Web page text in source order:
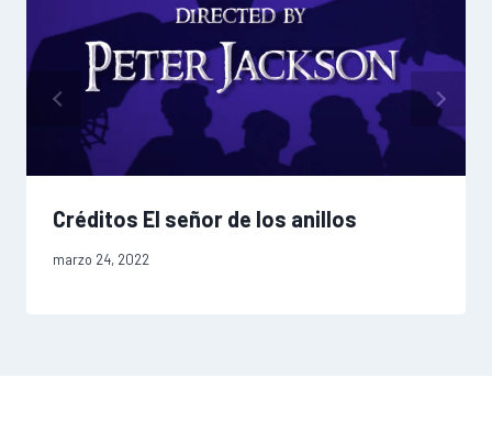
Créditos El señor de los anillos
marzo 24, 2022